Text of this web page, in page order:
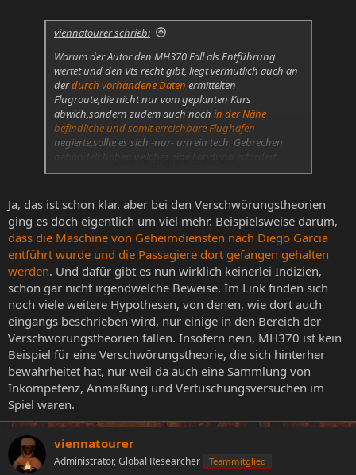
viennatourer schrieb:
Warum der Autor den MH370 Fall als Entführung
wertet und den Vts recht gibt, liegt vermutlich auch an
derdurch vorhandene Daten ermittelten
Flugroute,die nicht nur vom geplanten Kurs
abwich,sondern zudem auch noch in der Nähe
befindliche und somit erreichbare Flughäfen
negierte,sollte es sich -nur- um ein tech. Gebrechen
gehandelt haben,welches eine Landung erfordert
hätte.
Ja, das ist schon klar, aber bei den Verschwörungstheorien
ging es doch eigentlich um viel mehr. Beispielsweise darum,
dass die Maschine von Geheimdiensten nach Diego Garcia
entführt wurde und die Passagiere dort gefangen gehalten
werden. Und dafür gibt es nun wirklich keinerlei Indizien,
schon gar nicht irgendwelche Beweise. Im Link finden sich
noch viele weitere Hypothesen, von denen, wie dort auch
eingangs beschrieben wird, nur einige in den Bereich der
Verschwörungstheorien fallen. Insofern nein, MH370 ist kein
Beispiel für eine Verschwörungstheorie, die sich hinterher
bewahrheitet hat, nur weil da auch eine Sammlung von
Inkompetenz, Anmaßung und Vertuschungsversuchen im
Spiel waren.
viennatourer
Administrator, Global Researcher Teammitglied